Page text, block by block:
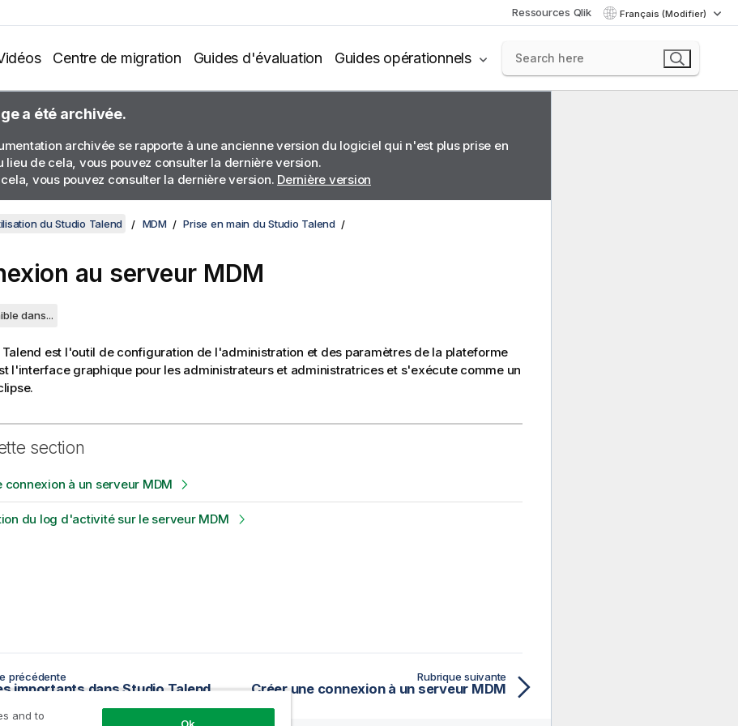
Ressources Qlik Français (Modifier)
Centre de migration Guides d'évaluation Guides opérationnels
a été archivée.
archivée se rapporte à une ancienne version du logiciel qui n'est plus prise en
lieu de cela, vous pouvez consulter la dernière version.
vous pouvez consulter la dernière version. Dernière version
du Studio Talend MDM Prise en main du Studio Talend
au serveur MDM
dans...
est l'outil de configuration de l'administration et des paramètres de la plateforme
l'interface graphique pour les administrateurs et administratrices et s'exécute comme un
section
connexion à un serveur MDM
du log d'activité sur le serveur MDM
précédente
importants dans Studio Talend
Rubrique suivante
Créer une connexion à un serveur MDM
and to